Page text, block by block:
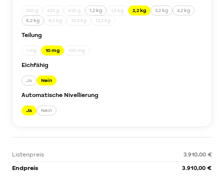
320 g 420 g 620 g 1,2 kg 1,5 kg 2,2 kg 3,2 kg
4,2 kg
6,2 kg
8,2 kg 10,2 kg 12,2 kg
Teilung
1 mg 10 mg 100 mg
Eichfähig
Ja Nein
Automatische Nivellierung
Ja Nein
Listenpreis
3.910,00 €
Endpreis
3.910,00 €